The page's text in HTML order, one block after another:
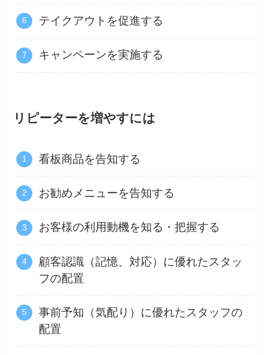
テイクアウトを促進する
キャンペーンを実施する
リピーターを増やすには
看板商品を告知する
お勧めメニューを告知する
お客様の利用動機を知る・把握する
顧客認識（記憶、対応）に優れたスタッ
フの配置
事前予知（気配り）に優れたスタッフの
配置